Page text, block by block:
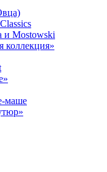
и Mostowski
коллекция»
маше